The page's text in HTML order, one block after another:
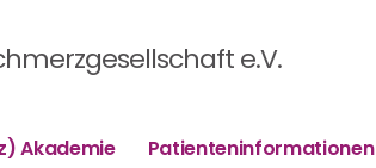
e.V.
Akademie Patienteninformationen